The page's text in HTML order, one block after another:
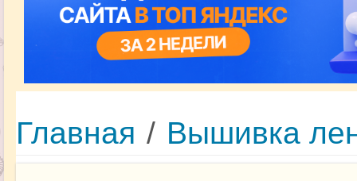
Главная / Вышивка